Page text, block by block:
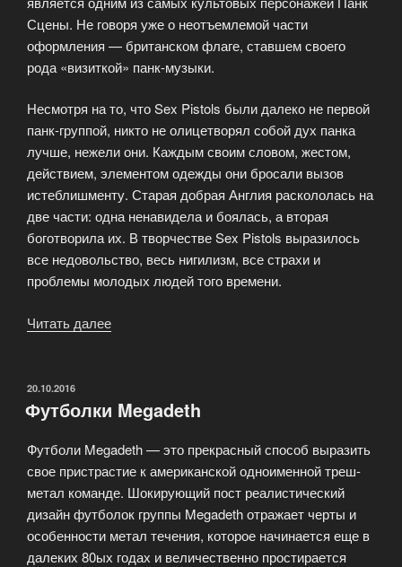
Сцены. Не говоря уже о неотъемлемой части
оформления — британском флаге, ставшем своего
рода «визиткой» панк-музыки.
Несмотря на то, что Sex Pistols были далеко не первой
панк-группой, никто не олицетворял собой дух панка
лучше, нежели они. Каждым своим словом, жестом,
действием, элементом одежды они бросали вызов
истеблишменту. Старая добрая Англия раскололась на
две части: одна ненавидела и боялась, а вторая
боготворила их. В творчестве Sex Pistols выразилось
все недовольство, весь нигилизм, все страхи и
проблемы молодых людей того времени.
Читать далее
ОПУБЛИКОВАНО
20.10.2016
Футболки Megadeth
Футболи Megadeth — это прекрасный способ выразить
свое пристрастие к американской одноименной треш-
метал команде. Шокирующий пост реалистический
дизайн футболок группы Megadeth отражает черты и
особенности метал течения, которое начинается еще в
далеких 80ых годах и величественно простирается